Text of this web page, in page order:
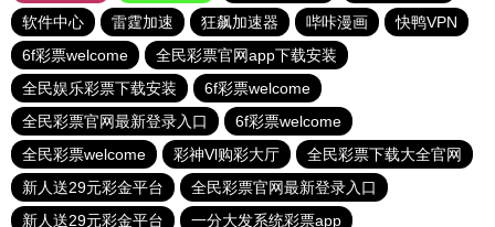
软件中心
雷霆加速 狂飙加速器 哔咔漫画
快鸭VPN
6f彩票welcome
全民彩票官网app下载安装
全民娱乐彩票下载安装
6f彩票welcome
全民彩票官网最新登录入口
6f彩票welcome
全民彩票welcome
彩神Vl购彩大厅
全民彩票下载大全官网
新人送29元彩金平台
全民彩票官网最新登录入口
新人送29元彩金平台
一分大发系统彩票app